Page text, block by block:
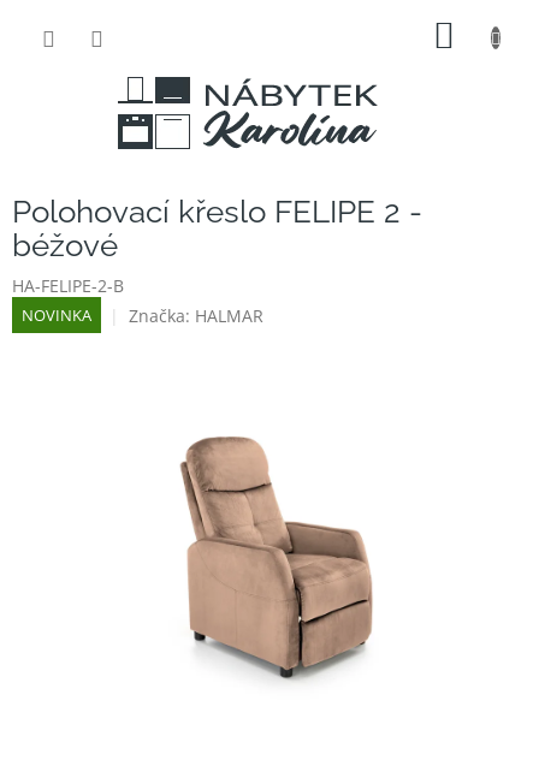
Polohovací křeslo FELIPE 2 -
béžové
HA-FELIPE-2-B
NOVINKA Značka: HALMAR